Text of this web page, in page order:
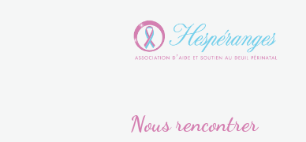
Nous rencontrer